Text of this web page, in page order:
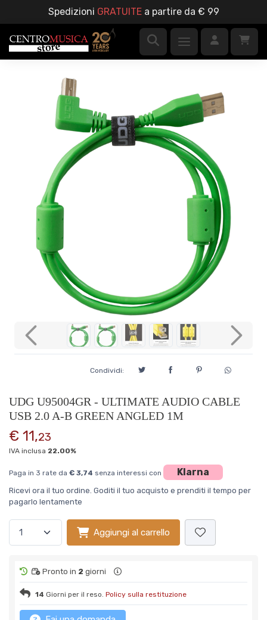
Spedizioni GRATUITEa partire da € 99
Previous Next
Condividi:
UDG U95004GR - ULTIMATE AUDIO CABLE
USB 2.0 A-B GREEN ANGLED 1M
€ 11,23
IVA inclusa 22.00%
Paga in 3 rate da € 3,74 senza interessi con Klarna
Ricevi ora il tuo ordine. Goditi il tuo acquisto e prenditi il tempo per
pagarlo lentamente
Aggiungi al carrello
Pronto in 2 giorni
14 Giorni per il reso. Policy sulla restituzione